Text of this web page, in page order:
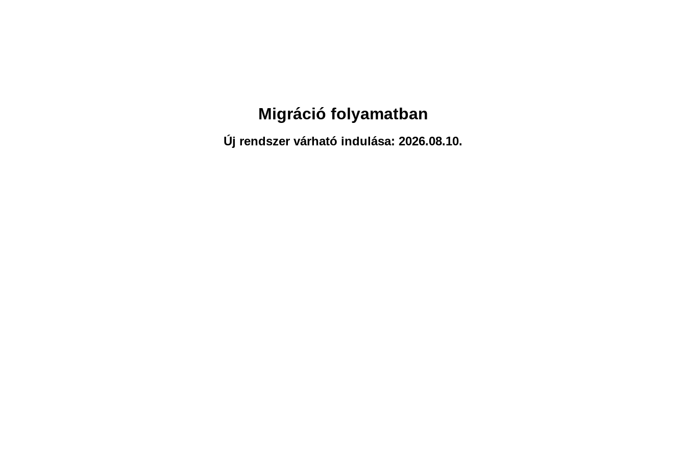
Migráció folyamatban
Új rendszer várható indulása: 2026.08.10.